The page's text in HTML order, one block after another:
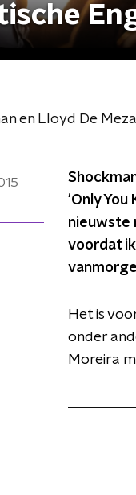
en Lloyd De
'Only You
nieuwste
voordat
Het is
onder
Moreira